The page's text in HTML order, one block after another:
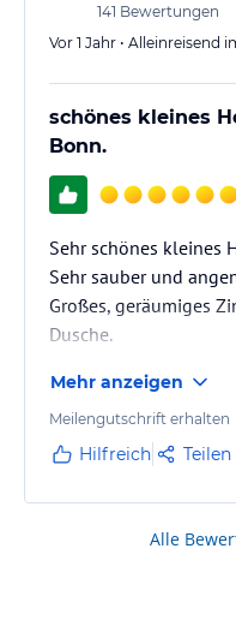
141 Bewertungen
Vor 1 Jahr • Alleinreisend
schönes kleines
Bonn.
Sehr schönes kleines
Sehr sauber und
Großes, geräumiges
Dusche.
Mehr anzeigen
Meilengutschrift erhalten
Hilfreich Teilen
Alle